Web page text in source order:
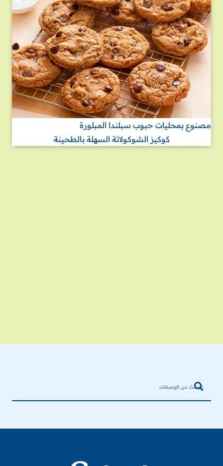
مصنوع بمحليات حبوب سبلندا المبلورة
كوكيز الشوكولاتة السهلة بالطحينة